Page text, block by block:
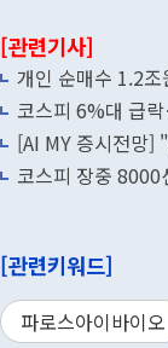
[관련기사]
개인 순매수 1.2조
코스피 6%대 급
[AI MY 증시전망]
코스피 장중
[관련키워드]
파로스아이바이오